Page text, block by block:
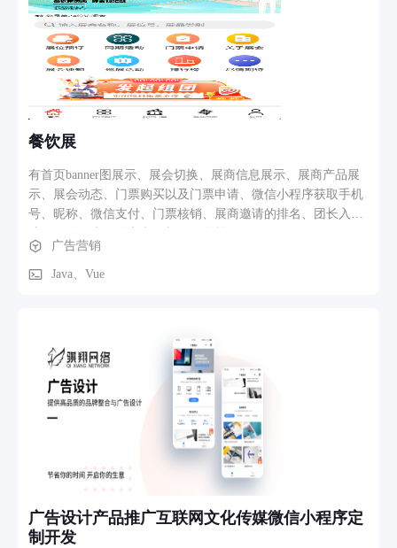
餐饮展
有首页banner图展示、展会切换、展商信息展示、展商产品展
示、展会动态、门票购买以及门票申请、微信小程序获取手机
号、昵称、微信支付、门票核销、展商邀请的排名、团长入
广告营销
Java、Vue
广告设计产品推广互联网文化传媒微信小程序定
制开发